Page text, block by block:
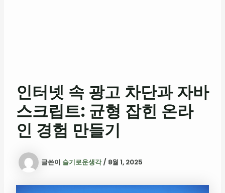
인터넷 속 광고 차단과 자바
스크립트: 균형 잡힌 온라
인 경험 만들기
글쓴이 슬기로운생각/ 8월 1, 2025